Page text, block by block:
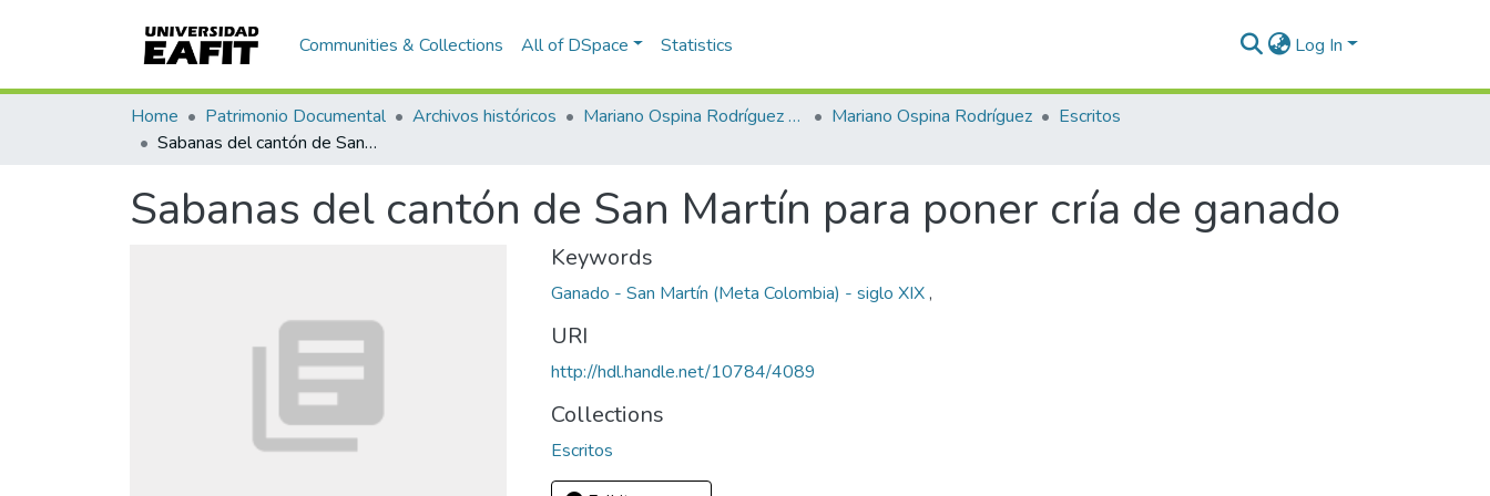
Communities & Collections All of DSpace Statistics Log In
Home Patrimonio Documental Archivos históricos Mariano Ospina Rodríguez (1826 -1912) Mariano Ospina Rodríguez
Escritos
Sabanas del cantón de San Martín para poner cría de ganado
Sabanas del cantón de San Martín para poner cría de ganado
Keywords
Ganado - San Martín (Meta Colombia) - siglo XIX,
URI
http://hdl.handle.net/10784/4089
Collections
Escritos